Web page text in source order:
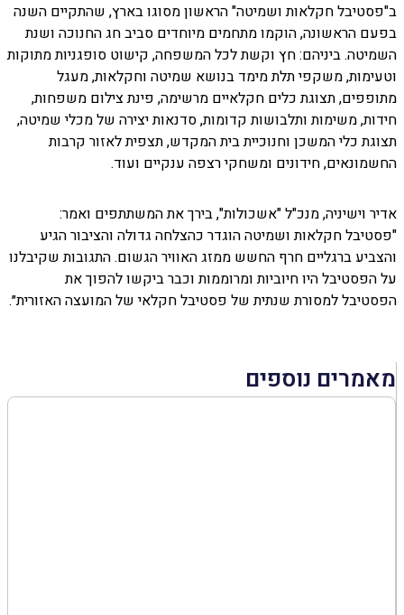
ב"פסטיבל חקלאות ושמיטה" הראשון מסוגו בארץ, שהתקיים השנה
בפעם הראשונה, הוקמו מתחמים מיוחדים סביב חג החנוכה ושנת
השמיטה. ביניהם: חץ וקשת לכל המשפחה, קישוט סופגניות מתוקות
וטעימות, משקפי תלת מימד בנושא שמיטה וחקלאות, מעגל
מתופפים, תצוגת כלים חקלאיים מרשימה, פינת צילום משפחות,
חידות, משימות ותלבושות קדומות, סדנאות יצירה של מכלי שמיטה,
תצוגת כלי המשכן וחנוכיית בית המקדש, תצפית לאזור קרבות
החשמונאים, חידונים ומשחקי רצפה ענקיים ועוד.
אדיר וישיניה, מנכ"ל "אשכולות", בירך את המשתתפים ואמר:
"פסטיבל חקלאות ושמיטה הוגדר כהצלחה גדולה והציבור הגיע
והצביע ברגליים חרף החשש ממזג האוויר הגשום. התגובות שקיבלנו
על הפסטיבל היו חיוביות ומרוממות וכבר ביקשו להפוך את
הפסטיבל למסורת שנתית של פסטיבל חקלאי של המועצה האזורית״.
מאמרים נוספים